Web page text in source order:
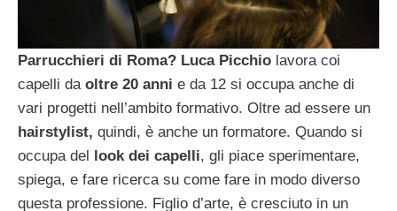
Parrucchieri di Roma? Luca Picchio lavora coi
capelli da oltre 20 anni e da 12 si occupa anche di
vari progetti nell’ambito formativo. Oltre ad essere un
hairstylist, quindi, è anche un formatore. Quando si
occupa del look dei capelli, gli piace sperimentare,
spiega, e fare ricerca su come fare in modo diverso
questa professione. Figlio d’arte, è cresciuto in un